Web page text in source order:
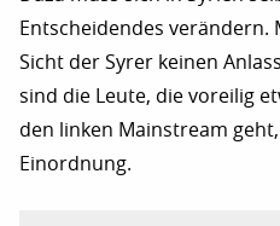
Entscheidendes verändern.
Sicht der Syrer keinen
sind die Leute, die voreilig
den linken Mainstream
Einordnung.